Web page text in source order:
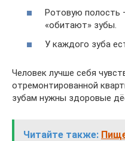
Ротовую полость
«обитают» зубы.
У каждого зуба
Человек лучше себя
отремонтированной
зубам нужны здоровые
Читайте также: